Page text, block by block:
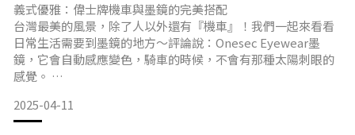
義式優雅：偉士牌機車與墨鏡的完美搭配
台灣最美的風景，除了人以外還有『機車』！我們一起來看看
日常生活需要到墨鏡的地方～評論說：Onesec Eyewear墨
鏡，它會自動感應變色，騎車的時候，不會有那種太陽刺眼的
感覺。
它，不用再拿下來不管是騎速克達也好，還是重機也好，我一
定會戴上Onesec Eyewear的墨鏡騎車保護眼睛，還是說太陽
2025-04-11